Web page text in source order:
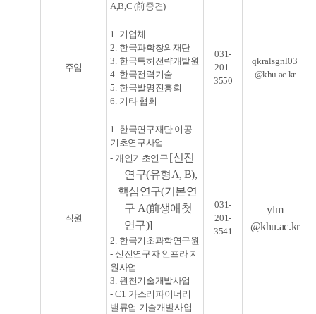
A,B,C (前중견)
주임
1. 기업체
2. 한국과학창의재단
3. 한국특허전략개발원
4. 한국전력기술
5. 한국발명진흥회
6. 기타 협회
031-
201-
3550
qkralsgnl03
@khu.ac.kr
직원
1. 한국연구재단 이공
기초연구사업
-개인기초연구 [신진
연구(유형A, B),
핵심연구(기본연
구 A(前생애첫
연구)]
2. 한국기초과학연구원
- 신진연구자 인프라 지
원사업
3. 원천기술개발사업
- C1 가스리파이너리
밸류업 기술개발사업
031-
201-
3541
ylm
@khu.ac.kr